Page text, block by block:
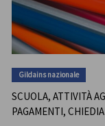
Gildains nazionale
SCUOLA, ATTIVITÀ
PAGAMENTI,